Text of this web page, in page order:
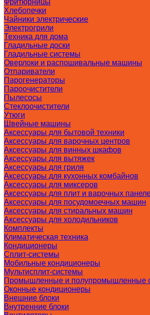
Фритюрницы
Хлебопечки
Чайники электрические
Электрогрили
Техника для дома
Гладильные доски
Гладильные системы
Оверлоки и распошивальные машины
Отпариватели
Парогенераторы
Пароочистители
Пылесосы
Стеклоочистители
Утюги
Швейные машины
Аксессуары для бытовой техники
Аксессуары для варочных центров
Аксессуары для винных шкафов
Аксессуары для вытяжек
Аксессуары для гриля
Аксессуары для кухонных комбайнов
Аксессуары для миксеров
Аксессуары для плит и варочных
Аксессуары для посудомоечных машин
Аксессуары для стиральных машин
Аксессуары для холодильников
Комплекты
Климатическая техника
Кондиционеры
Сплит-системы
Мобильные кондиционеры
Мультисплит-системы
Промышленные и полупромышленные
Оконные кондиционеры
Внешние блоки
Внутренние блоки